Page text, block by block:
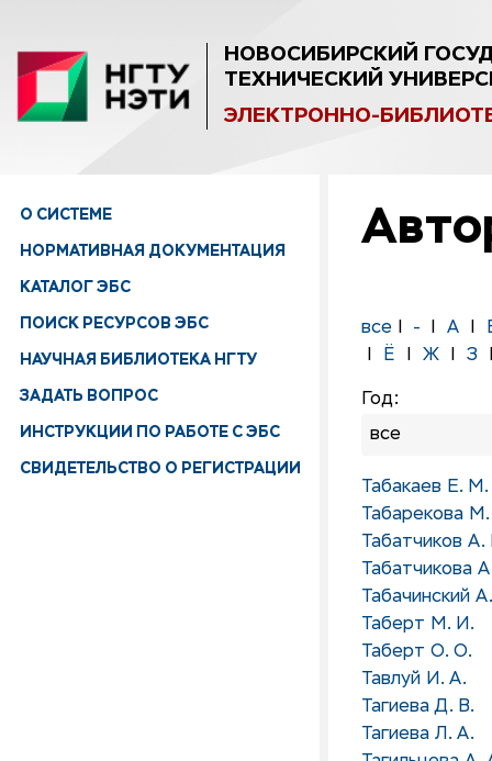
НОВОСИБИРСКИЙ
ТЕХНИЧЕСКИЙ
ЭЛЕКТРОННО-
О СИСТЕМЕ
НОРМАТИВНАЯ ДОКУМЕНТАЦИЯ
КАТАЛОГ ЭБС
ПОИСК РЕСУРСОВ ЭБС
НАУЧНАЯ БИБЛИОТЕКА НГТУ
ЗАДАТЬ ВОПРОС
ИНСТРУКЦИИ ПО РАБОТЕ С ЭБС
СВИДЕТЕЛЬСТВО О РЕГИСТРАЦИИ
все -| A|
Ё Ж| З
Год:
все
Табакаев Е. М.
Табарекова
Табатчиков
Табатчикова
Табачинский
Таберт М. И.
Таберт О. О.
Тавлуй И. А.
Тагиева Д. В.
Тагиева Л. А.